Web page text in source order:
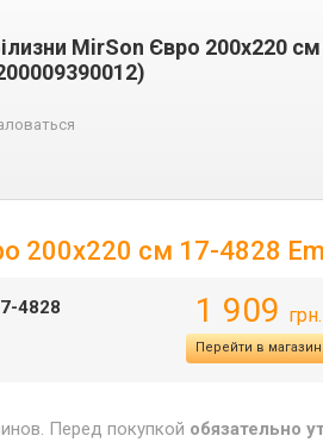
MirSon Євро 200x220
200x220 см 17-4828
4828
1 909 грн.
Перейти в магазин
Перед покупкой обязательно